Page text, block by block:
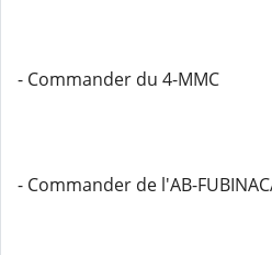
- Commander du 4-MMC
- Commander de l'AB-